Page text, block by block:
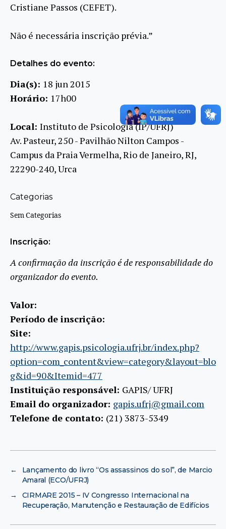
Cristiane Passos (CEFET).
Não é necessária inscrição prévia.”
Detalhes do evento:
Dia(s): 18 jun 2015
Horário: 17h00
Local: Instituto de Psicologia (IP/UFRJ)
Av. Pasteur, 250 - Pavilhão Nilton Campos -
Campus da Praia Vermelha, Rio de Janeiro, RJ,
22290-240, Urca
Categorias
Sem Categorias
Inscrição:
A confirmação da inscrição é de responsabilidade do
organizador do evento.
Valor:
Período de inscrição:
Site:
http://www.gapis.psicologia.ufrj.br/index.php?
option=com_content&view=category&layout=blo
g&id=90&Itemid=477
Instituição responsável: GAPIS/ UFRJ
Email do organizador: gapis.ufrj@gmail.com
Telefone de contato: (21) 3873-5349
←
Lançamento do livro “Os assassinos do sol”, de Marcio
Amaral (ECO/UFRJ)
→
CIRMARE 2015 – IV Congresso Internacional na
Recuperação, Manutenção e Restauração de Edifícios